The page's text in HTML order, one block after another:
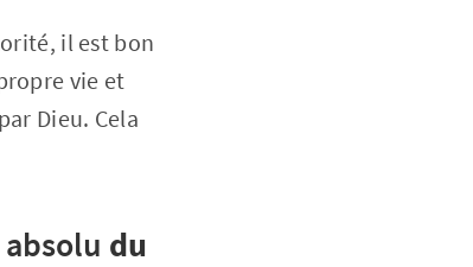
il est bon
vie et
Dieu. Cela
absolu du